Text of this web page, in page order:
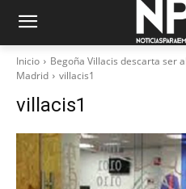
Inicio
Begoña Villacis descarta ser
Madrid
villacis1
villacis1